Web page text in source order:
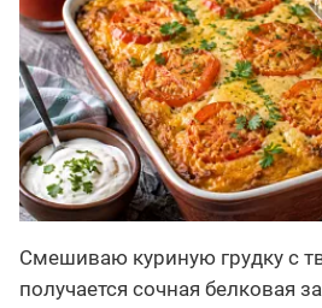
Смешиваю куриную грудку с
получается сочная белковая